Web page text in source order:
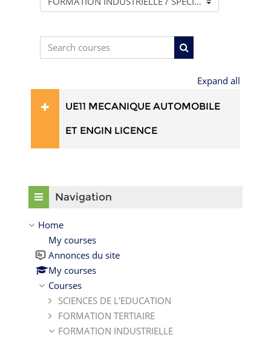
Course categories
Search courses
Search courses
Expand all
UE11 MECANIQUE AUTOMOBILE
ET ENGIN LICENCE
Navigation
Home
My courses
Annonces du site
My courses
Courses
SCIENCES DE L'EDUCATION
FORMATION TERTIAIRE
FORMATION INDUSTRIELLE